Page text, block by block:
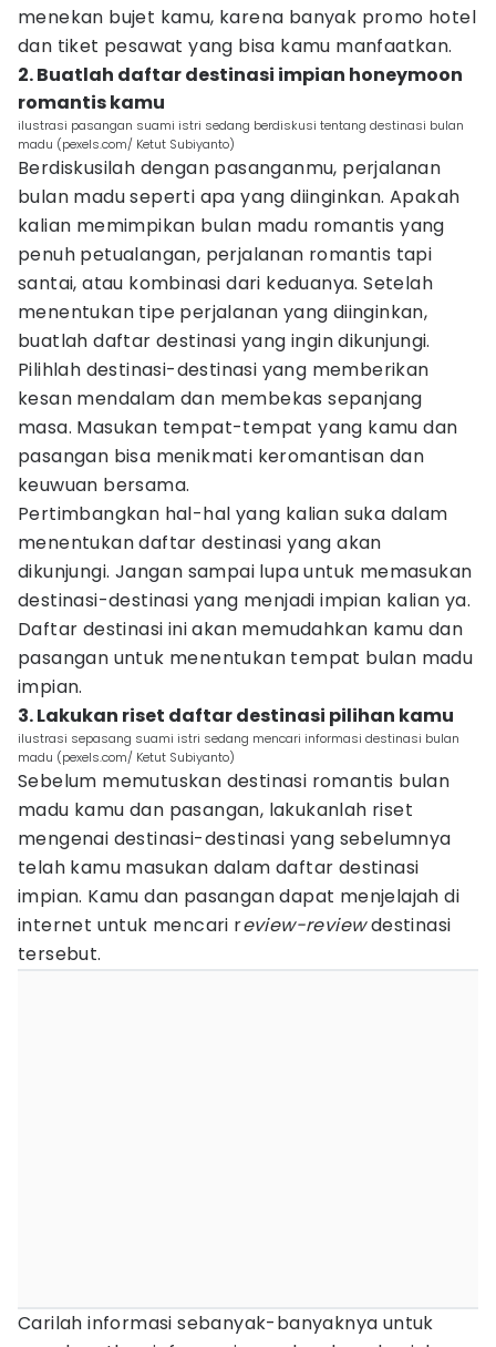
menekan bujet kamu, karena banyak promo hotel
dan tiket pesawat yang bisa kamu manfaatkan.
2. Buatlah daftar destinasi impian honeymoon
romantis kamu
ilustrasi pasangan suami istri sedang berdiskusi tentang destinasi bulan
madu (pexels.com/ Ketut Subiyanto)
Berdiskusilah dengan pasanganmu, perjalanan
bulan madu seperti apa yang diinginkan. Apakah
kalian memimpikan bulan madu romantis yang
penuh petualangan, perjalanan romantis tapi
santai, atau kombinasi dari keduanya. Setelah
menentukan tipe perjalanan yang diinginkan,
buatlah daftar destinasi yang ingin dikunjungi.
Pilihlah destinasi-destinasi yang memberikan
kesan mendalam dan membekas sepanjang
masa. Masukan tempat-tempat yang kamu dan
pasangan bisa menikmati keromantisan dan
keuwuan bersama.
Pertimbangkan hal-hal yang kalian suka dalam
menentukan daftar destinasi yang akan
dikunjungi. Jangan sampai lupa untuk memasukan
destinasi-destinasi yang menjadi impian kalian ya.
Daftar destinasi ini akan memudahkan kamu dan
pasangan untuk menentukan tempat bulan madu
impian.
3. Lakukan riset daftar destinasi pilihan kamu
ilustrasi sepasang suami istri sedang mencari informasi destinasi bulan
madu (pexels.com/ Ketut Subiyanto)
Sebelum memutuskan destinasi romantis bulan
madu kamu dan pasangan, lakukanlah riset
mengenai destinasi-destinasi yang sebelumnya
telah kamu masukan dalam daftar destinasi
impian. Kamu dan pasangan dapat menjelajah di
internet untuk mencari review-reviewdestinasi
tersebut.
Carilah informasi sebanyak-banyaknya untuk